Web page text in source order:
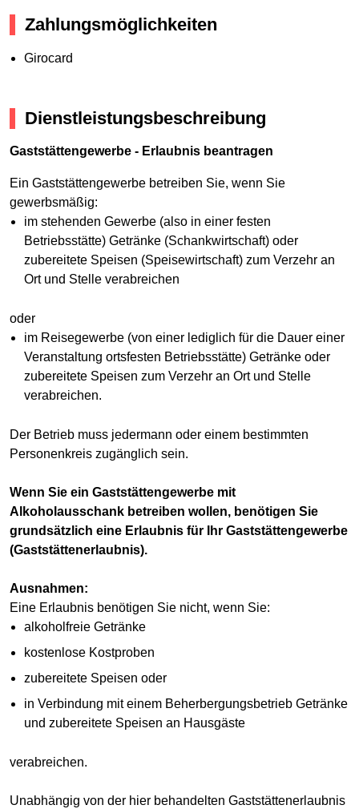
Zahlungsmöglichkeiten
Girocard
Dienstleistungsbeschreibung
Gaststättengewerbe - Erlaubnis beantragen
Ein Gaststättengewerbe betreiben Sie, wenn Sie
gewerbsmäßig:
im stehenden Gewerbe (also in einer festen
Betriebsstätte) Getränke (Schankwirtschaft) oder
zubereitete Speisen (Speisewirtschaft) zum Verzehr an
Ort und Stelle verabreichen
oder
im Reisegewerbe (von einer lediglich für die Dauer einer
Veranstaltung ortsfesten Betriebsstätte) Getränke oder
zubereitete Speisen zum Verzehr an Ort und Stelle
verabreichen.
Der Betrieb muss jedermann oder einem bestimmten
Personenkreis zugänglich sein.
Wenn Sie ein Gaststättengewerbe mit
Alkoholausschank betreiben wollen, benötigen Sie
grundsätzlich eine Erlaubnis für Ihr Gaststättengewerbe
(Gaststättenerlaubnis).
Ausnahmen:
Eine Erlaubnis benötigen Sie nicht, wenn Sie:
alkoholfreie Getränke
kostenlose Kostproben
zubereitete Speisen oder
in Verbindung mit einem Beherbergungsbetrieb Getränke
und zubereitete Speisen an Hausgäste
verabreichen.
Unabhängig von der hier behandelten Gaststättenerlaubnis